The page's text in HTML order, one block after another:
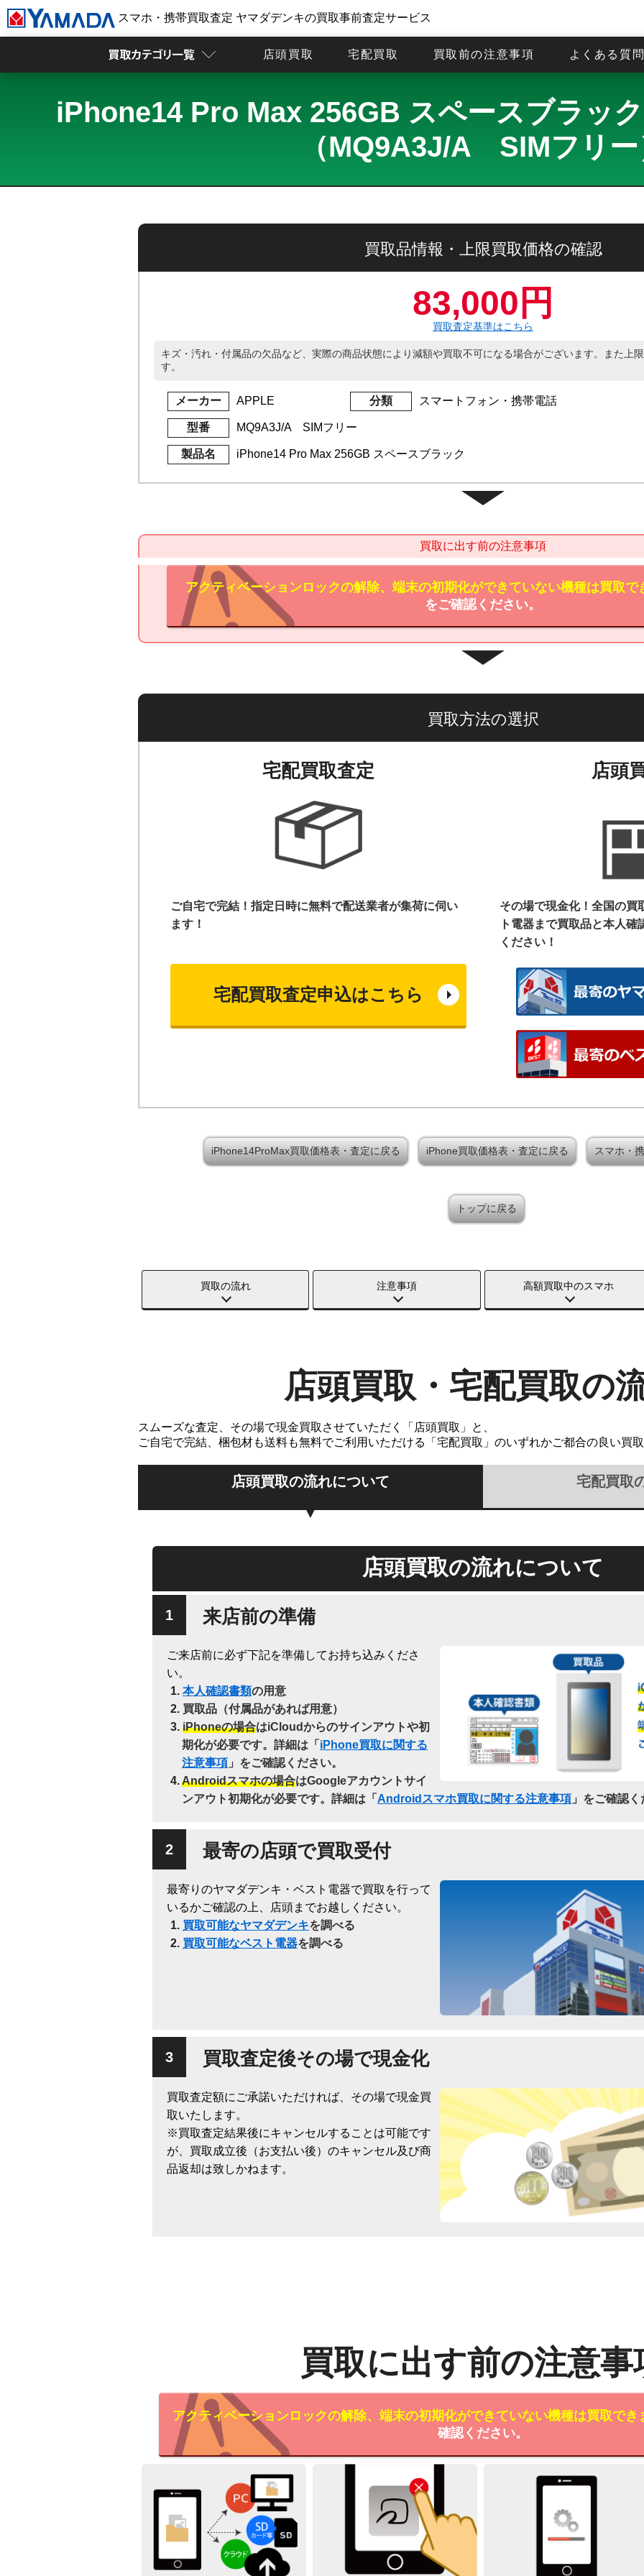
スマホ・携帯買取査定 ヤマダデンキの買取事前査定サービス
店頭買取 宅配買取 買取前の注意事項 よくある質
iPhone14 Pro Max 256GB スペースブラッ
（MQ9A3J/A SIMフリー
買取品情報・上限買取価格の確認
83,000円
買取査定基準はこちら
キズ・汚れ・付属品の欠品など、実際の商品状態により減額や買取不可になる場合がございます。また上
す。
メーカー APPLE 分類 スマートフォン・携帯電話
型番 MQ9A3J/A SIMフリー
製品名 iPhone14 Pro Max 256GB スペースブラック
買取に出す前の注意事項
アクティベーションロックの解除、端末の初期化ができていない機種は買取で
をご確認ください。
買取方法の選択
宅配買取査定
ご自宅で完結！指定日時に無料で配送業者が集荷に伺い
ます！
宅配買取査定申込はこちら
店頭
その場で現金化！全国の買
ト電器まで買取品と本人確
ください！
iPhone14ProMax買取価格表・査定に戻る iPhone買取価格表・査定に戻る スマホ・
トップに戻る
買取の流れ 注意事項 高額買取中のスマホ
店頭買取・宅配買取の
スムーズな査定、その場で現金買取させていただく「店頭買取」と、
ご自宅で完結、梱包材も送料も無料でご利用いただける「宅配買取」のいずれかご都合の良い買
店頭買取の流れについて 宅配買取
店頭買取の流れについて
来店前の準備
ご来店前に必ず下記を準備してお持ち込みくださ
い。
本人確認書類の用意
買取品（付属品があれば用意）
iPhoneの場合はiCloudからのサインアウトや初
期化が必要です。詳細は「 iPhone買取に関する
注意事項 」をご確認ください。
Androidスマホの場合はGoogleアカウントサイ
ンアウト初期化が必要です。詳細は「 Androidスマホ買取に関する注意事項 」をご確認
最寄の店頭で買取受付
最寄りのヤマダデンキ・ベスト電器で買取を行って
いるかご確認の上、店頭までお越しください。
買取可能なヤマダデンキを調べる
買取可能なベスト電器を調べる
買取査定後その場で現金化
買取査定額にご承諾いただければ、その場で現金買
取いたします。
※買取査定結果後にキャンセルすることは可能です
が、買取成立後（お支払い後）のキャンセル及び商
品返却は致しかねます。
買取に出す前の注意事
アクティベーションロックの解除、端末の初期化ができていない機種は買取でき
確認ください。